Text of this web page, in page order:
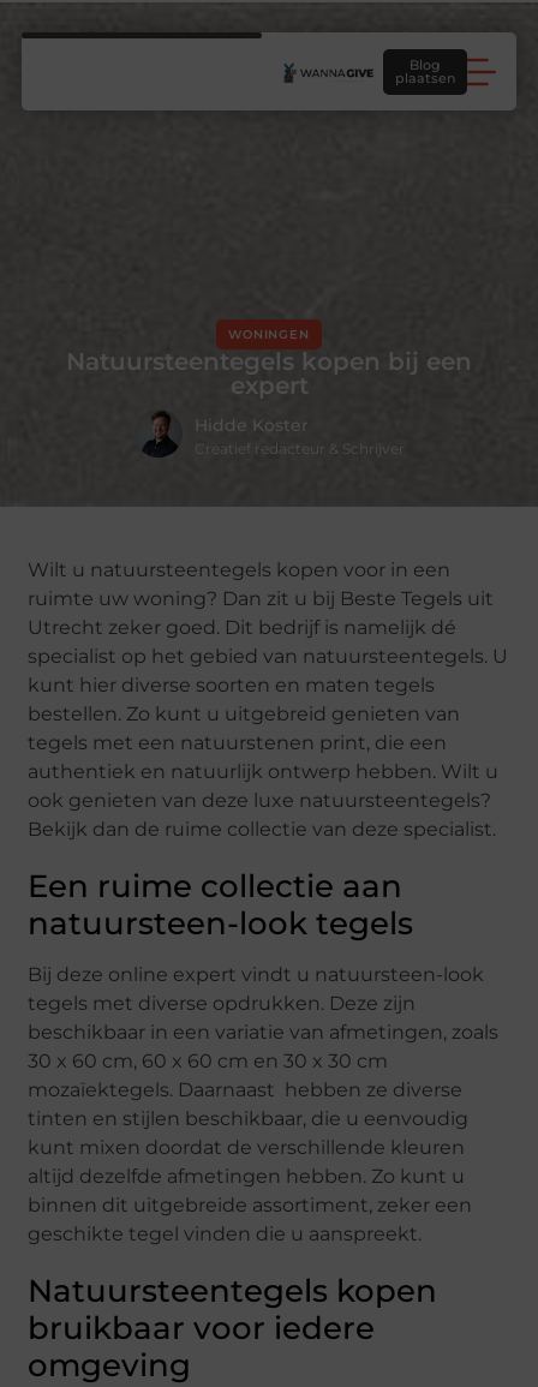
Blog
plaatsen
WONINGEN
Natuursteentegels kopen bij een
expert
Hidde Koster
Creatief redacteur & Schrijver
Wilt u natuursteentegels kopen voor in een
ruimte uw woning? Dan zit u bij Beste Tegels uit
Utrecht zeker goed. Dit bedrijf is namelijk dé
specialist op het gebied van natuursteentegels. U
kunt hier diverse soorten en maten tegels
bestellen. Zo kunt u uitgebreid genieten van
tegels met een natuurstenen print, die een
authentiek en natuurlijk ontwerp hebben. Wilt u
ook genieten van deze luxe natuursteentegels?
Bekijk dan de ruime collectie van deze specialist.
Een ruime collectie aan
natuursteen-look tegels
Bij deze online expert vindt u natuursteen-look
tegels met diverse opdrukken. Deze zijn
beschikbaar in een variatie van afmetingen, zoals
30 x 60 cm, 60 x 60 cm en 30 x 30 cm
mozaïektegels. Daarnaast hebben ze diverse
tinten en stijlen beschikbaar, die u eenvoudig
kunt mixen doordat de verschillende kleuren
altijd dezelfde afmetingen hebben. Zo kunt u
binnen dit uitgebreide assortiment, zeker een
geschikte tegel vinden die u aanspreekt.
Natuursteentegels kopen
bruikbaar voor iedere
omgeving